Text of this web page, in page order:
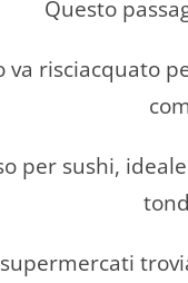
Questo
va risciacquato
per sushi,